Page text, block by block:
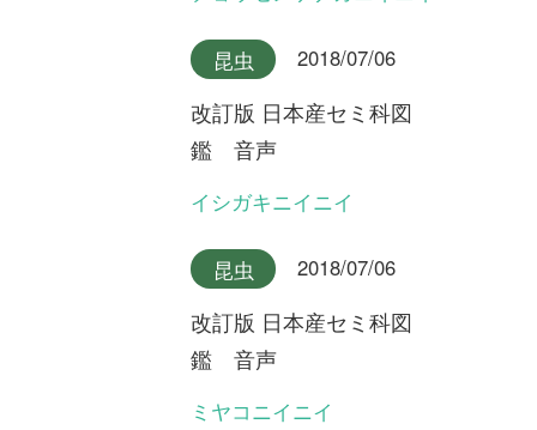
コース一覧 使い方ガイド
掲載図鑑一覧 よくある質問